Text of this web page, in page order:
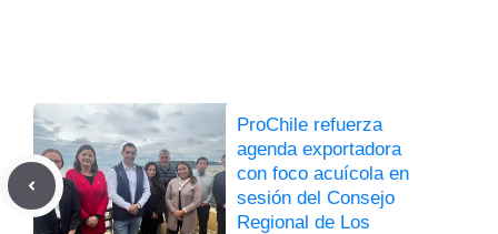
ProChile refuerza
agenda exportadora
con foco acuícola en
sesión del Consejo
Regional de Los